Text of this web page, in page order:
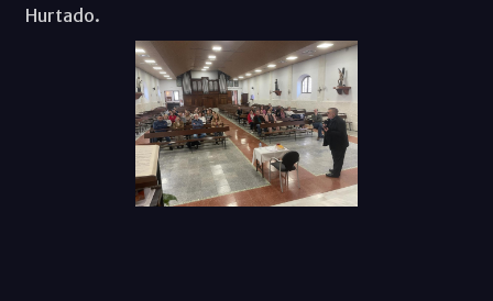
Hurtado.